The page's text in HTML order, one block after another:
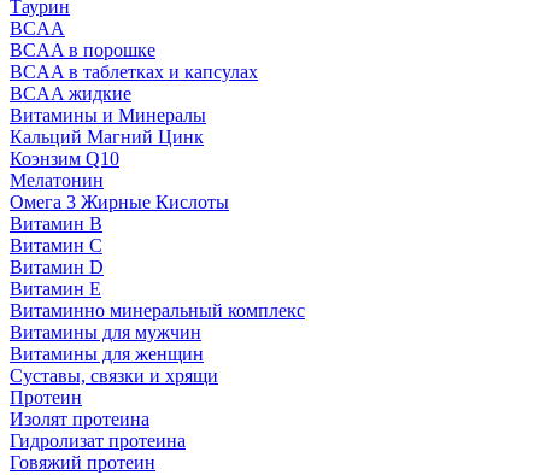
Таурин
BCAA
BCAA в порошке
BCAA в таблетках и капсулах
BCAA жидкие
Витамины и Минералы
Кальций Магний Цинк
Коэнзим Q10
Мелатонин
Омега 3 Жирные Кислоты
Витамин B
Витамин C
Витамин D
Витамин E
Витаминно минеральный комплекс
Витамины для мужчин
Витамины для женщин
Суставы, связки и хрящи
Протеин
Изолят протеина
Гидролизат протеина
Говяжий протеин